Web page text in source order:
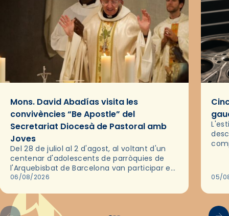
Mons. David Abadías visita les
convivències “Be Apostle” del
Secretariat Diocesà de Pastoral amb
Joves
Del 28 de juliol al 2 d'agost, al voltant d'un
centenar d'adolescents de parròquies de
l'Arquebisbat de Barcelona van participar en
les convivències Be Apostle, organitzades
06/08/2026 05/